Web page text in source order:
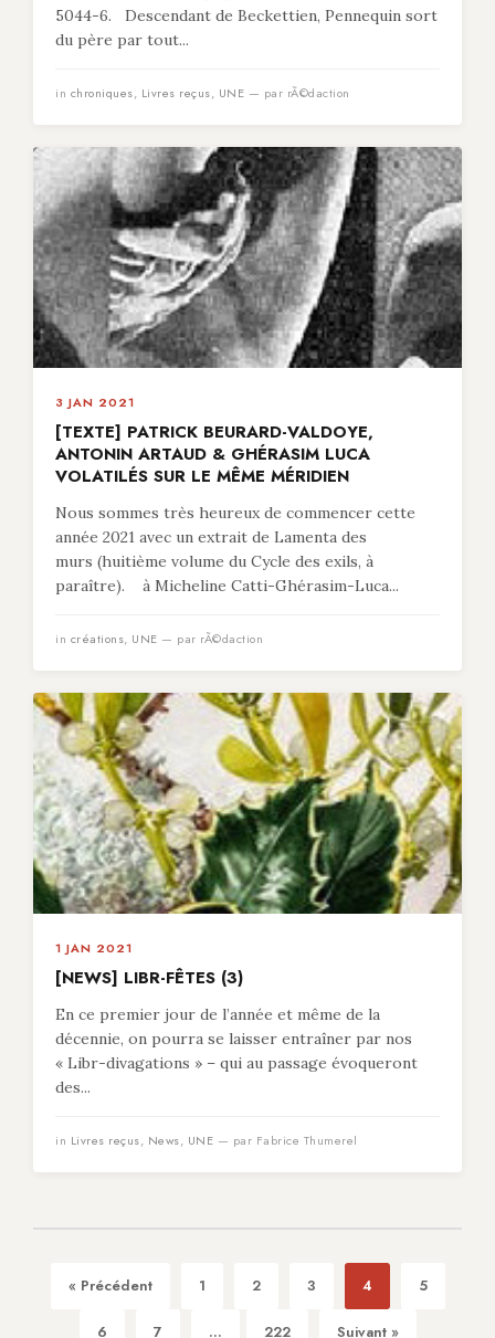
5044-6. Descendant de Beckettien, Pennequin sort
du père par tout...
in chroniques, Livres reçus, UNE — par rÃ©daction
3 JAN 2021
[TEXTE] PATRICK BEURARD-VALDOYE,
ANTONIN ARTAUD & GHÉRASIM LUCA
VOLATILÉS SUR LE MÊME MÉRIDIEN
Nous sommes très heureux de commencer cette
année 2021 avec un extrait de Lamenta des
murs (huitième volume du Cycle des exils, à
paraître). à Micheline Catti-Ghérasim-Luca...
in créations, UNE — par rÃ©daction
1 JAN 2021
[NEWS] LIBR-FÊTES (3)
En ce premier jour de l’année et même de la
décennie, on pourra se laisser entraîner par nos
« Libr-divagations » – qui au passage évoqueront
des...
in Livres reçus, News, UNE — par Fabrice Thumerel
« Précédent 1 2 3 4 5
6 7 ... 222 Suivant »